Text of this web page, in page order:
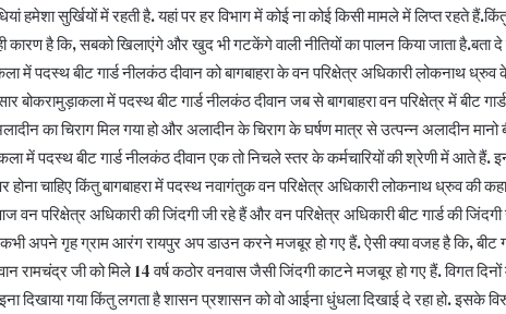
हमेशा सुर्खियों में रहती है. यहां पर हर विभाग में कोई ना कोई किसी मामले में लिप्त रहते
कारण है कि, सबको खिलाएंगे और खुद भी गटकेंगे वाली नीतियों का पालन किया जाता है.बता
में पदस्थ बीट गार्ड नीलकंठ दीवान को बागबाहरा के वन परिक्षेत्र अधिकारी लोकनाथ ध्रुव के
बोकरामुड़ाकला में पदस्थ बीट गार्ड नीलकंठ दीवान जब से बागबाहरा वन परिक्षेत्र में बीट
का चिराग मिल गया हो और अलादीन के चिराग के घर्षण मात्र से उत्पन्न अलादीन मानो
में पदस्थ बीट गार्ड नीलकंठ दीवान एक तो निचले स्तर के कर्मचारियों की श्रेणी में आते हैं.
होना चाहिए किंतु बागबाहरा में पदस्थ नवागंतुक वन परिक्षेत्र अधिकारी लोकनाथ ध्रुव की
परिक्षेत्र अधिकारी की जिंदगी जी रहे हैं और वन परिक्षेत्र अधिकारी बीट गार्ड की
अपने गृह ग्राम आरंग रायपुर अप डाउन करने मजबूर हो गए हैं. ऐसी क्या वजह है कि, बीट
रामचंद्र जी को मिले 14 वर्ष कठोर वनवास जैसी जिंदगी काटने मजबूर हो गए हैं. विगत दिनों
दिखाया गया किंतु लगता है शासन प्रशासन को वो आईना धुंधला दिखाई दे रहा हो. इसके